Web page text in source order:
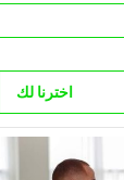
اخترنا لك